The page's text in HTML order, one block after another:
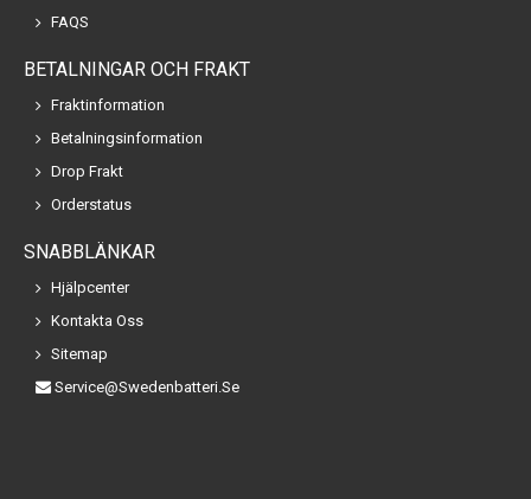
FAQS
BETALNINGAR OCH FRAKT
Fraktinformation
Betalningsinformation
Drop Frakt
Orderstatus
SNABBLÄNKAR
Hjälpcenter
Kontakta Oss
Sitemap
Service@swedenbatteri.se